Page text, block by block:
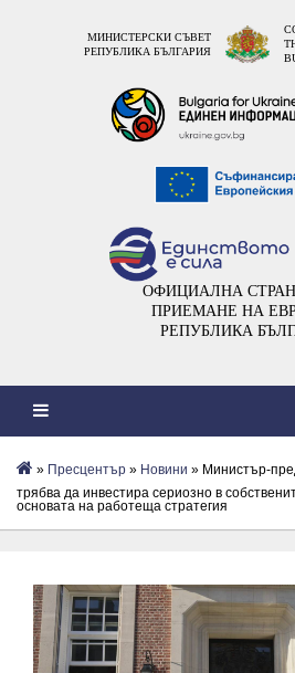
МИНИСТЕРСКИ СЪВЕТ
РЕПУБЛИКА БЪЛГАРИЯ
ОФИЦИАЛНА
ПРИЕМАНЕ НА
РЕПУБЛИКА
» Пресцентър » Новини » Министър-
трябва да инвестира сериозно в
основата на работеща стратегия